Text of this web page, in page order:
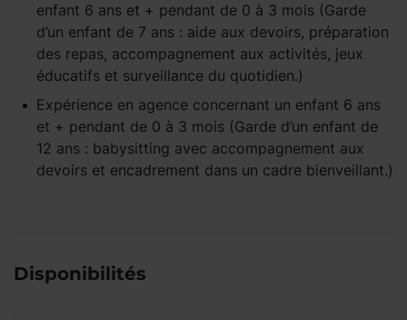
enfant 6 ans et + pendant de 0 à 3 mois (Garde
d’un enfant de 7 ans : aide aux devoirs, préparation
des repas, accompagnement aux activités, jeux
éducatifs et surveillance du quotidien.)
Expérience en agence concernant un enfant 6 ans
et + pendant de 0 à 3 mois (Garde d’un enfant de
12 ans : babysitting avec accompagnement aux
devoirs et encadrement dans un cadre bienveillant.)
Disponibilités